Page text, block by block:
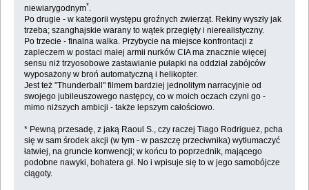
niewiarygodnym*.
Po drugie - w kategorii występu groźnych zwierząt. Rekiny wyszły jak
trzeba; szanghajskie warany to wątek przegięty i nierealistyczny.
Po trzecie - finalna walka. Przybycie na miejsce konfrontacji z
zapleczem w postaci małej armii nurków CIA ma znacznie więcej
sensu niż trzyosobowe zastawianie pułapki na oddział zabójców
wyposażony w broń automatyczną i helikopter.
Jest też "Thunderball" filmem bardziej jednolitym narracyjnie od
swojego jubileuszowego następcy, co w moich oczach czyni go -
mimo niższych ambicji - także lepszym całościowo.
* Pewną przesadę, z jaką Raoul S., czy raczej Tiago Rodriguez, pcha
się w sam środek akcji (w tym - w paszczę przeciwnika) wytłumaczyć
łatwiej, na gruncie konwencji; w końcu to poprzednik, mającego
podobne nawyki, bohatera gł. No i wpisuje się to w jego samobójcze
ciągoty.